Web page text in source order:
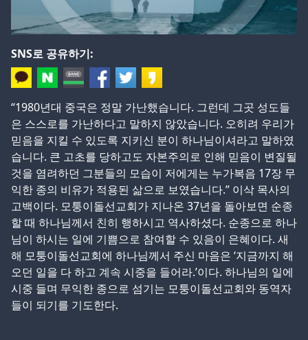
SNS로 공유하기:
“1980년대 중국은 정말 가난했습니다. 그런데 그곳 성도들
은 스스로를 가난하다고 말하지 않았습니다. 오히려 우리가
믿음을 지킬 수 있도록 지키신 분이 하나님이셔라고 말하였
습니다. 큰 고초를 당하고도 자본주의로 인해 믿음이 변질될
것을 염려하던 그분들의 모습이 저에게는 누가복음 17장 무
익한 종의 비유가 적용된 삶으로 보였습니다.” 이삭 목사의
고백이다. 모퉁이돌선교회가 지나온 37년을 돌아보면 순종
할 때 하나님께서 친히 행하시고 역사하셨다. 순종으로 하나
님이 하시는 일에 기쁨으로 참여할 수 있음이 은혜이다. 새
해 모퉁이돌선교회에 하나님께서 주신 마음은 ‘지금까지 해
오던 일을 다 하고 계속 시중을 들어라.’이다. 하나님의 일에
시중 들며 무익한 종으로 섬기는 모퉁이돌선교회와 동역자
들이 되기를 기도한다.